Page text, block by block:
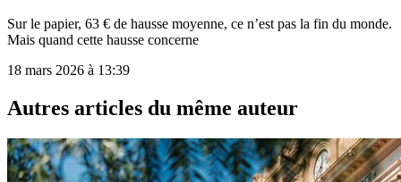
Sur le papier, 63 € de hausse moyenne, ce n’est pas la fin du monde.
Mais quand cette hausse concerne
18 mars 2026 à 13:39
Autres articles du même auteur